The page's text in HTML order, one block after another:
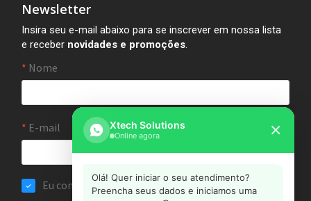
Newsletter
Insira seu e-mail abaixo para se inscrever em nossa lista
e receber novidades e promoções.
Xtech Solutions
Online agora ✕
Olá! Quer iniciar o seu atendimento?
Preencha seus dados e iniciamos uma